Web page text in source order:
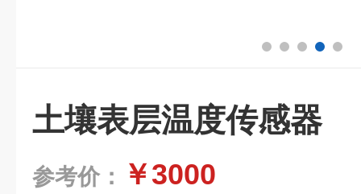
土壤表层温度传感器
参考价： ￥3000